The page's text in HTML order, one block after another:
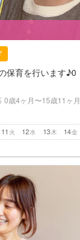
保育を行います♪0
0歳4ヶ月〜15歳11ヶ月
火
11 水
12 木
13 金
14